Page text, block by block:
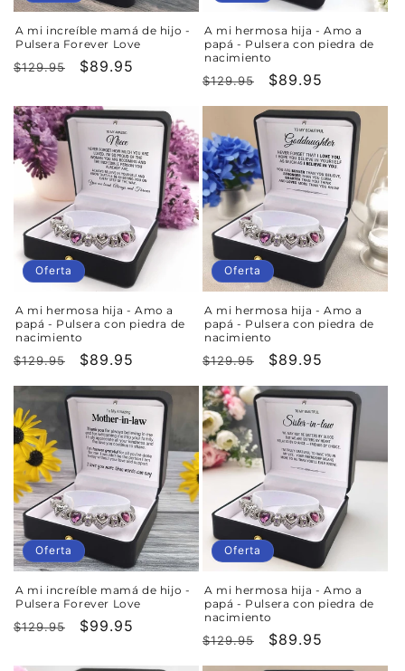
A mi increíble mamá de hijo -
Pulsera Forever Love
Precio
$129.95
Precio
oferta
$89.95
A mi hermosa hija - Amo a
papá - Pulsera con piedra de
nacimiento
Precio
habitual
$129.95
Precio
de
oferta
$89.95
Oferta
A mi hermosa hija - Amo a
papá - Pulsera con piedra de
nacimiento
Precio
habitual
$129.95
Precio
de
oferta
$89.95
Oferta
A mi hermosa hija - Amo a
papá - Pulsera con piedra de
nacimiento
Precio
habitual
$129.95
Precio
de
oferta
$89.95
Oferta
A mi increíble mamá de hijo -
Pulsera Forever Love
Precio
$129.95
Precio
$99.95
Oferta
A mi hermosa hija - Amo a
papá - Pulsera con piedra de
nacimiento
Precio
habitual
$129.95
Precio
de
$89.95